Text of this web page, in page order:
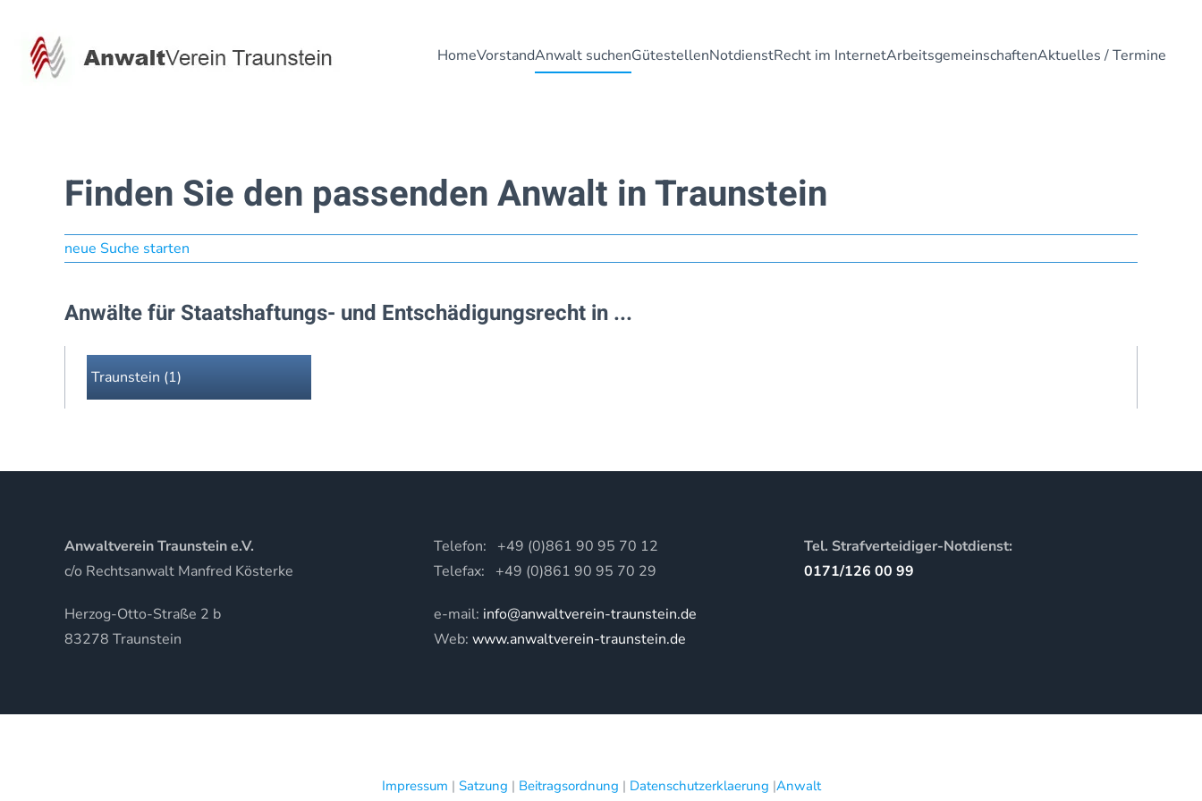
Zum Hauptinhalt springen HomeVorstandAnwalt suchenGütestellenNotdienstRecht im InternetArbeitsgemeinschaftenAktuelles / Termine
Finden Sie den passenden Anwalt in Traunstein
neue Suche starten
Anwälte für Staatshaftungs- und Entschädigungsrecht in ...
Traunstein (1)
Anwaltverein Traunstein e.V.
c/o Rechtsanwalt Manfred Kösterke
Herzog-Otto-Straße 2 b
83278 Traunstein
Telefon: +49 (0)861 90 95 70 12
Telefax: +49 (0)861 90 95 70 29
e-mail: info@anwaltverein-traunstein.de
Web:www.anwaltverein-traunstein.de
Tel. Strafverteidiger-Notdienst:
0171/126 00 99
Impressum | Satzung | Beitragsordnung | Datenschutzerklaerung |Anwalt